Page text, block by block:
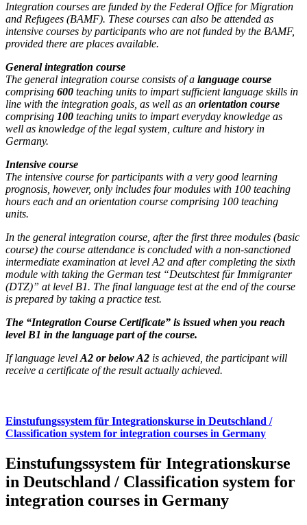
Integration courses are funded by the Federal Office for Migration
and Refugees (BAMF). These courses can also be attended as
intensive courses by participants who are not funded by the BAMF,
provided there are places available.
General integration course
The general integration course consists of a language course
comprising 600 teaching units to impart sufficient language skills in
line with the integration goals, as well as an orientation course
comprising 100 teaching units to impart everyday knowledge as
well as knowledge of the legal system, culture and history in
Germany.
Intensive course
The intensive course for participants with a very good learning
prognosis, however, only includes four modules with 100 teaching
hours each and an orientation course comprising 100 teaching
units.
In the general integration course, after the first three modules (basic
course) the course attendance is concluded with a non-sanctioned
intermediate examination at level A2 and after completing the sixth
module with taking the German test “Deutschtest für Immigranter
(DTZ)” at level B1. The final language test at the end of the course
is prepared by taking a practice test.
The “Integration Course Certificate” is issued when you reach
level B1 in the language part of the course.
If language level A2 or below A2 is achieved, the participant will
receive a certificate of the result actually achieved.
Einstufungssystem für Integrationskurse in Deutschland /
Classification system for integration courses in Germany
Einstufungssystem für Integrationskurse
in Deutschland / Classification system for
integration courses in Germany